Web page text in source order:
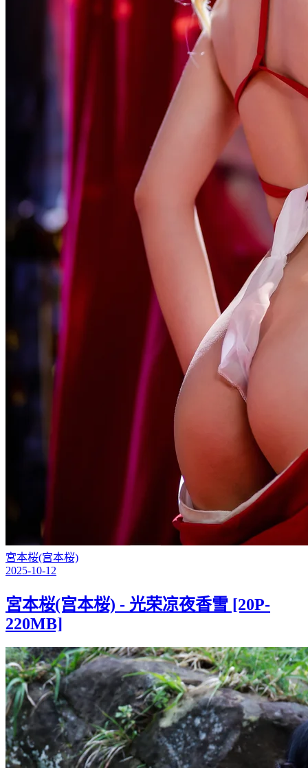
宮本桜(宫本桜)
2025-10-12
宮本桜(宫本桜) - 光荣凉夜香雪 [20P-
220MB]